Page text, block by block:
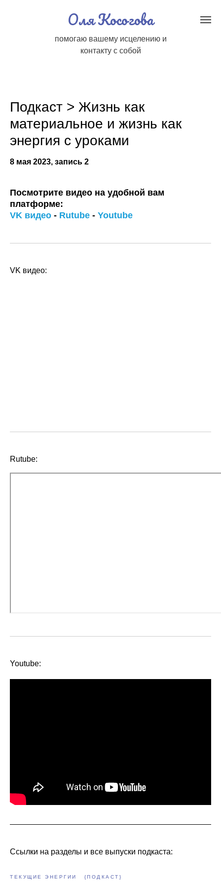
помогаю вашему исцелению и
контакту с собой
Оля Косогова
Подкаст > Жизнь как
материальное и жизнь как
энергия с уроками
8 мая 2023, запись 2
Посмотрите видео на удобной вам
платформе:
VK видео - Rutube - Youtube
VK видео:
Rutube:
Youtube:
Ссылки на разделы и все выпуски подкаста:
ТЕКУЩИЕ ЭНЕРГИИ {ПОДКАСТ}